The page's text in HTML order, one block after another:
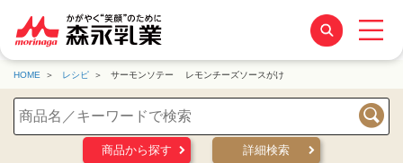
HOME レシピ サーモンソテー レモンチーズソースがけ
検索
商品から探す
詳細検索